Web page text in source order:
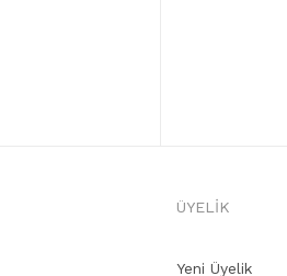
ÜYELİK
Yeni Üyelik